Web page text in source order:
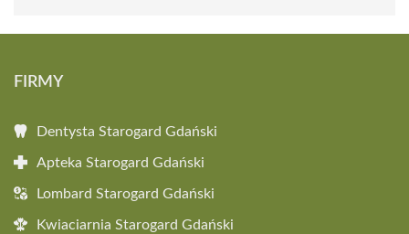
FIRMY
Dentysta Starogard Gdański
Apteka Starogard Gdański
Lombard Starogard Gdański
Kwiaciarnia Starogard Gdański